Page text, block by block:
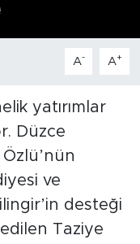
A- A+
yatırımlar
Düzce
ve
desteği
edilen Taziye